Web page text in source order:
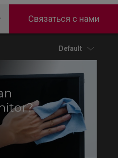
Связаться с нами
Default